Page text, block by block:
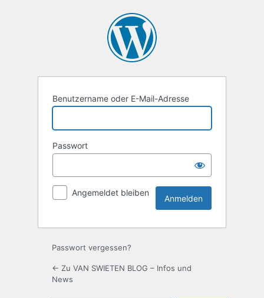
Benutzername oder E-Mail-Adresse
Passwort
Angemeldet bleiben
Passwort vergessen?
← Zu VAN SWIETEN BLOG – Infos und
News